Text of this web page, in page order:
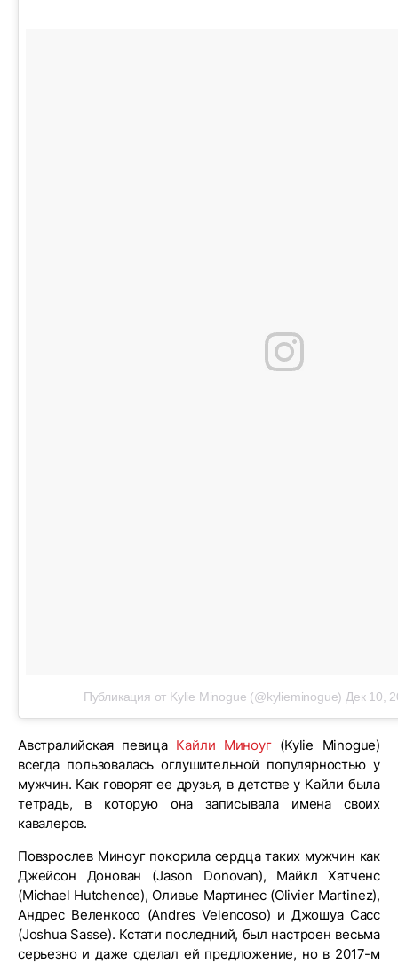
Публикация от Kylie Minogue (@kylieminogue) Дек 10,
Австралийская певица Кайли Миноуг(Kylie Minogue)
всегда пользовалась оглушительной популярностью у
мужчин. Как говорят ее друзья, в детстве у Кайли была
тетрадь, в которую она записывала имена своих
кавалеров.
Повзрослев Миноуг покорила сердца таких мужчин как
Джейсон Донован (Jason Donovan), Майкл Хатченс
(Michael Hutchence), Оливье Мартинес (Olivier Martinez),
Андрес Веленкосо (Andres Velencoso) и Джошуа Сасс
(Joshua Sasse). Кстати последний, был настроен весьма
серьезно и даже сделал ей предложение, но в 2017-м